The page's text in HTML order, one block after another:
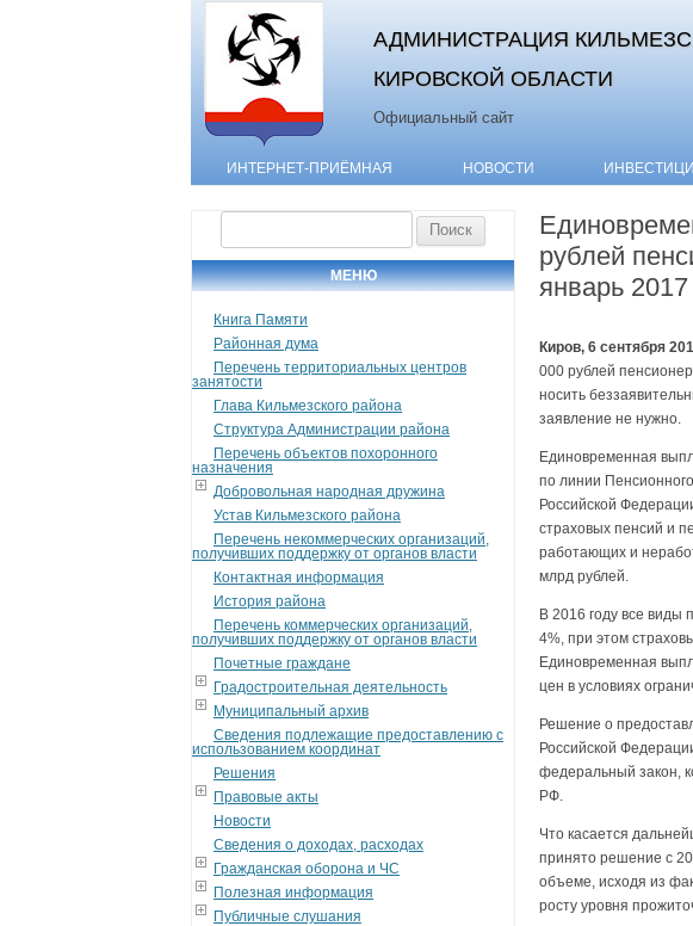
АДМИНИСТРАЦИЯ
КИРОВСКОЙ ОБЛАСТИ
Официальный сайт
ИНТЕРНЕТ-ПРИЁМНАЯ НОВОСТИ
МЕНЮ
Книга Памяти
Районная дума
Перечень территориальных центров
занятости
Глава Кильмезского района
Структура Администрации района
Перечень объектов похоронного
назначения
Добровольная народная дружина
Устав Кильмезского района
Перечень некоммерческих организаций,
получивших поддержку от органов власти
Контактная информация
История района
Перечень коммерческих организаций,
получивших поддержку от органов власти
Почетные граждане
Градостроительная деятельность
Муниципальный архив
Сведения подлежащие предоставлению с
использованием координат
Решения
Правовые акты
Новости
Сведения о доходах, расходах
Гражданская оборона и ЧС
Полезная информация
Публичные слушания
рублей
январь 2017
Киров, 6 сентября
000 рублей
носить
заявление не нужно.
Единовременная
по линии
Российской
страховых пенсий и
работающих и
млрд рублей.
В 2016 году все
4%, при этом
Единовременная
цен в условиях
Решение о
Российской
федеральный закон,
РФ.
Что касается
принято решение с
объеме, исходя из
росту уровня